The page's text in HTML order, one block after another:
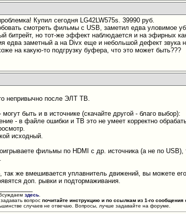
Купил сегодня LG42LW575s. 39990 руб.
смотреть фильмы с USB, заметил едва уловимое
битрейт, но тот-же эффект наблюдается и на эфирных
едва заметный а на Divx еще и небольшой дефект звука
на какую-то подгрузку буфера, что это может быть???
непривычно после ЭЛТ ТВ.
быть и в источнике (скачайте другой - благо выбор):
- в файле ошибки и ТВ это не умеет корректно
исходный.
фильмы по HDMI с др. источника (а не по
так же вмешивается уплавнитель движений, вы можете
доп. рывки и подтормаживания.
здесь
вопроспочитайте инструкцию и по ссылкам из 1-го сообщения
случаев не отвечаю. Вопросы, лучше задавайте на форуме.